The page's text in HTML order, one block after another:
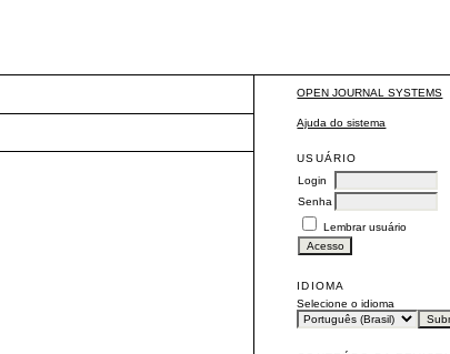
OPEN JOURNAL SYSTEMS
Ajuda do sistema
USUÁRIO
Login
Senha
Lembrar usuário
IDIOMA
Selecione o idioma